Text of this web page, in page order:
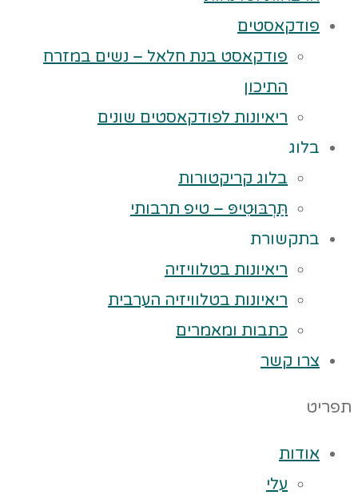
פודקאסטים
פודקאסט בנת חלאל – נשים במזרח
התיכון
ריאיונות לפודקאסטים שונים
בלוג
בלוג קריקטורות
תַּרְבּוּטִיפּ – טיפ תרבותי
בתקשורת
ריאיונות בטלוויזיה
ריאיונות בטלוויזיה הערבית
כתבות ומאמרים
צרו קשר
תפריט
אודות
עלי